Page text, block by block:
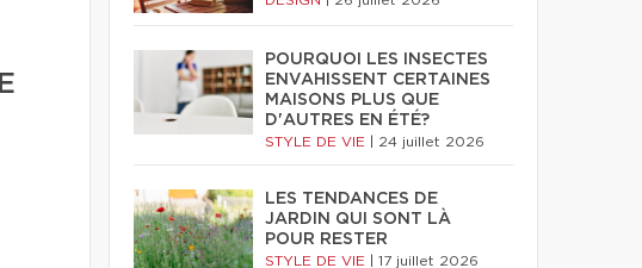
POURQUOI LES INSECTES
ENVAHISSENT CERTAINES
MAISONS PLUS QUE
D'AUTRES EN ÉTÉ?
STYLE DE VIE 24 juillet 2026
LES TENDANCES DE
JARDIN QUI SONT LÀ
POUR RESTER
STYLE DE VIE 17 juillet 2026